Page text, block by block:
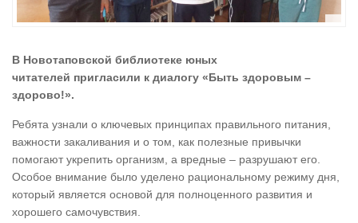
В Новотаповской библиотеке юных
читателей пригласили к диалогу «Быть здоровым –
здорово!».
Ребята узнали о ключевых принципах правильного питания,
важности закаливания и о том, как полезные привычки
помогают укрепить организм, а вредные – разрушают его.
Особое внимание было уделено рациональному режиму дня,
который является основой для полноценного развития и
хорошего самочувствия.